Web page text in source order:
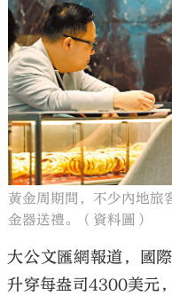
黃金周期間，不少內地旅
金器送禮。（資料圖）
大公文匯網報道，國
升穿每盎司4300美元